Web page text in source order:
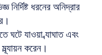
নির্দিষ্ট ধরনের অনিদ্রার
ঘটে যাওয়া ব্যাঘাত এবং
করেন।